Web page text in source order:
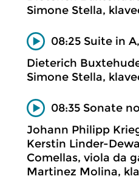
Simone Stella,
08:25 Suite in
Dieterich
Simone Stella,
08:35 Sonate
Johann Philipp
Kerstin Linder-
Comellas, viola da
Martinez Molina,